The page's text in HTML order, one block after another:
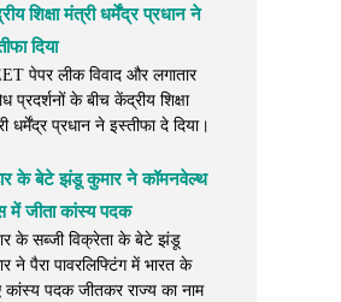
शिक्षा मंत्री धर्मेंद्र प्रधान ने
दिया
पेपर लीक विवाद और लगातार
प्रदर्शनों के बीच केंद्रीय शिक्षा
धर्मेंद्र प्रधान ने इस्तीफा दे दिया।
के बेटे झंडू कुमार ने कॉमनवेल्थ
में जीता कांस्य पदक
के सब्जी विक्रेता के बेटे झंडू
ने पैरा पावरलिफ्टिंग में भारत के
कांस्य पदक जीतकर राज्य का नाम